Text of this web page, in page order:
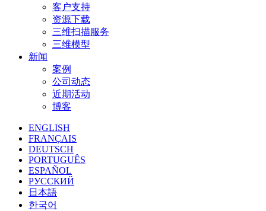
客户支持
资源下载
三维扫描服务
三维模型
新闻
案例
公司动态
近期活动
博客
ENGLISH
FRANÇAIS
DEUTSCH
PORTUGUÊS
ESPAÑOL
РУССКИЙ
日本語
한국어